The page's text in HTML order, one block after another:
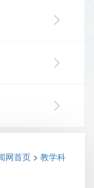
网首页> 教学科